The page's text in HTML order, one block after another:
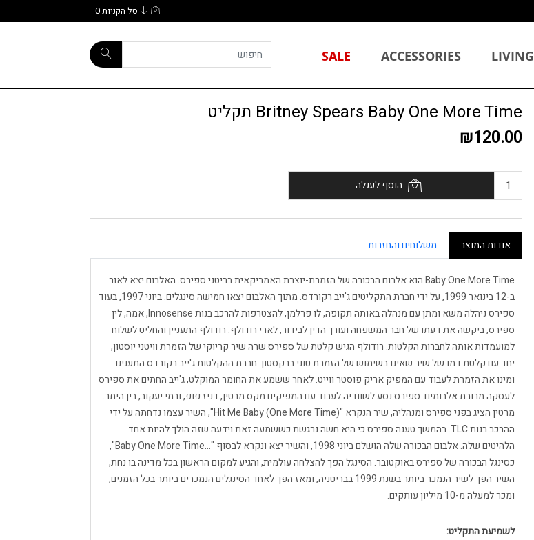
סל הקניות0
LIVING
ACCESSORIES
SALE
Britney Spears Baby One More Time תקליט
₪120.00
הוסף לעגלה
אודות המוצר משלוחים והחזרות
Baby One More Time הוא אלבום הבכורה של הזמרת-יוצרת האמריקאית בריטני ספירס. האלבום יצא לאור
ב-12 בינואר 1999, על ידי חברת התקליטים ג'ייב רקורדס. מתוך האלבום יצאו חמישה סינגלים. ביוני 1997, בעוד
ספירס ניהלה משא ומתן עם מנהלה באותה תקופה, לו פרלמן, להצטרפות להרכב בנות Innosense, אמה, לין
ספירס, ביקשה את דעתו של חבר המשפחה ועורך הדין לבידור, לארי רודולף. רודולף התעניין והחליט לשלוח
למועמדות אותה לחברות הקלטות. רודולף הגיש קלטת של ספירס שרה שיר קריוקי של הזמרת וויטני יוסטון,
יחד עם קלטת דמו של שיר שאינו בשימוש של הזמרת טוני ברקסטון. חברת ההקלטות ג'ייב רקורדס התענינו
ומינו את הזמרת לעבוד עם המפיק אריק פוסטר ווייט. לאחר ששמע את החומר המוקלט, ג'ייב החתים את ספירס
לעסקה מרובת אלבומים. ספירס נסע לשוודיה לעבוד עם המפיקים מקס מרטין, דניז פופ, ורמי יעקוב, בין היתר.
מרטין הציג בפני ספירס ומנהליה, שיר הנקרא "Hit Me Baby (One More Time)", השיר עצמו נדחתה על ידי
ההרכב בנות TLC. בהמשך טענה ספירס כי היא חשה נרגשת כששמעה זאת וידעה שזה הולך להיות אחד
הלהיטים שלה. אלבום הבכורה שלה הושלם ביוני 1998, והשיר יצא ונקרא לבסוף "...Baby One More Time",
כסינגל הבכורה של ספירס באוקטובר. הסינגל הפך להצלחה עולמית, והגיע למקום הראשון בכל מדינה בו נחת,
השיר הפך לשיר הנמכר ביותר בשנת 1999 בבריטניה, ומאז הפך לאחד הסינגלים הנמכרים ביותר בכל הזמנים,
ומכר למעלה מ-10 מיליון עותקים.
לשמיעת התקליט: